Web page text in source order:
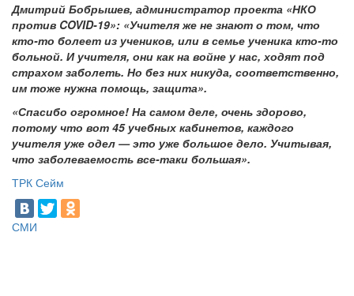
Дмитрий Бобрышев, администратор проекта «НКО
против COVID-19»: «Учителя же не знают о том, что
кто-то болеет из учеников, или в семье ученика кто-то
больной. И учителя, они как на войне у нас, ходят под
страхом заболеть. Но без них никуда, соответственно,
им тоже нужна помощь, защита».
«Спасибо огромное! На самом деле, очень здорово,
потому что вот 45 учебных кабинетов, каждого
учителя уже одел — это уже большое дело. Учитывая,
что заболеваемость все-таки большая».
ТРК Сейм
СМИ